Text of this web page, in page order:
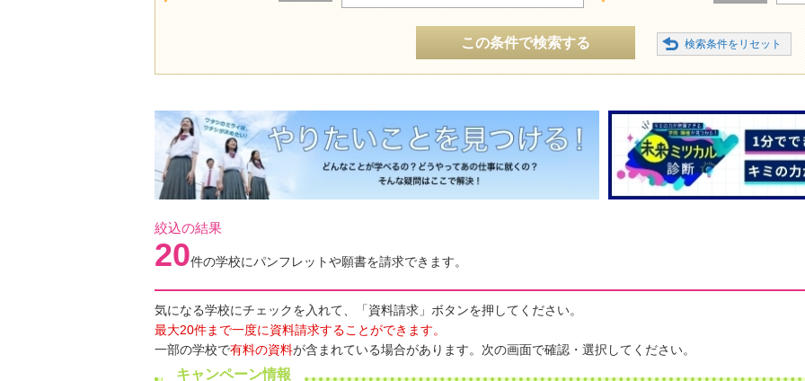
この条件で検索する
絞込の結果
20件の学校にパンフレットや願書を請求できます。
気になる学校にチェックを入れて、「資料請求」ボタンを押してください。
最大20件まで一度に資料請求することができます。
一部の学校で有料の資料が含まれている場合があります。次の画面で確認・選択してください。
キャンペーン情報